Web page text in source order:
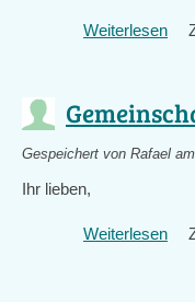
Weiterlesen
Gespeichert von Rafael
Ihr lieben,
Weiterlesen